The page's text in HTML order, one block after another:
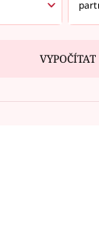
VYPOČÍTAT